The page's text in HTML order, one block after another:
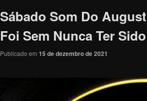
Sábado Som Do
Foi Sem Nunca Ter Sido
Publicado em 15 de dezembro de 2021